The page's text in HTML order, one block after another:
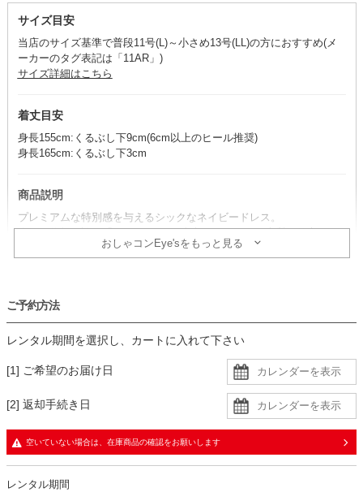
サイズ目安
当店のサイズ基準で普段11号(L)～小さめ13号(LL)の方におすすめ(メ
ーカーのタグ表記は「11AR」)
サイズ詳細はこちら
着丈目安
身長155cm:くるぶし下9cm(6cm以上のヒール推奨)
身長165cm:くるぶし下3cm
商品説明
プレミアムな特別感を与えるシックなネイビードレス。
人気と信頼を誇る「SOIR DOLCE 東京ソワール」の上質な仕立て
が、ワンランク上の装いを完成させます。
おしゃコンEye'sをもっと見る
シルバーの小物を合わせると、エレガントで華やかなコーディネート
フォーマル感を高めるジャケットを羽織れば、マザーズドレスとして
生地
・袖部分はレース生地で、透け感あり
おすすめシーン
ご予約方法
レンタル期間を選択し、カートに入れて下さい
[1] ご希望のお届け日
[2] 返却手続き日
空いていない場合は、在庫商品の確認をお願いします
レンタル期間